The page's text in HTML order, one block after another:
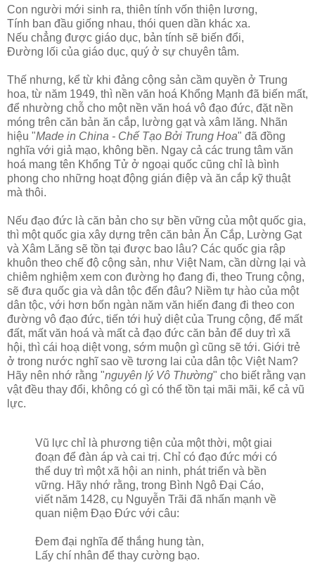
Con người mới sinh ra, thiên tính vốn thiện lương,
Tính ban đầu giống nhau, thói quen dần khác xa.
Nếu chẳng được giáo dục, bản tính sẽ biến đổi,
Đường lối của giáo dục, quý ở sự chuyên tâm.
Thế nhưng, kể từ khi đảng cộng sản cầm quyền ở Trung
hoa, từ năm 1949, thì nền văn hoá Khổng Mạnh đã biến mất,
để nhường chỗ cho một nền văn hoá vô đạo đức, đặt nền
móng trên căn bản ăn cắp, lường gạt và xâm lăng. Nhãn
hiệu "Made in China - Chế Tạo Bởi Trung Hoa" đã đồng
nghĩa với giả mạo, không bền. Ngay cả các trung tâm văn
hoá mang tên Khổng Tử ở ngoại quốc cũng chỉ là bình
phong cho những hoạt động gián điệp và ăn cắp kỹ thuật
mà thôi.
Nếu đạo đức là căn bản cho sự bền vững của một quốc gia,
thì một quốc gia xây dựng trên căn bản Ăn Cắp, Lường Gạt
và Xâm Lăng sẽ tồn tại được bao lâu? Các quốc gia rập
khuôn theo chế độ cộng sản, như Việt Nam, cần dừng lại và
chiêm nghiệm xem con đường họ đang đi, theo Trung cộng,
sẽ đưa quốc gia và dân tộc đến đâu? Niềm tự hào của một
dân tộc, với hơn bốn ngàn năm văn hiến đang đi theo con
đường vô đạo đức, tiến tới huỷ diệt của Trung cộng, để mất
đất, mất văn hoá và mất cả đạo đức căn bản để duy trì xã
hội, thì cái hoạ diệt vong, sớm muộn gì cũng sẽ tới. Giới trẻ
ở trong nước nghĩ sao về tương lai của dân tộc Việt Nam?
Hãy nên nhớ rằng "nguyên lý Vô Thường" cho biết rằng vạn
vật đều thay đổi, không có gì có thể tồn tại mãi mãi, kể cả vũ
lực.
Vũ lực chỉ là phương tiện của một thời, một giai
đoạn để đàn áp và cai trị. Chỉ có đạo đức mới có
thể duy trì một xã hội an ninh, phát triển và bền
vững. Hãy nhớ rằng, trong Bình Ngô Đại Cáo,
viết năm 1428, cụ Nguyễn Trãi đã nhấn mạnh về
quan niệm Đạo Đức với câu:
Đem đại nghĩa để thắng hung tàn,
Lấy chí nhân để thay cường bạo.